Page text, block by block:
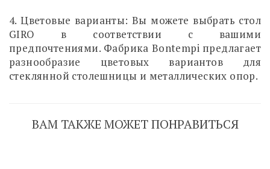
4. Цветовые варианты: Вы можете выбрать стол
GIRO в соответствии с вашими
предпочтениями. Фабрика Bontempi предлагает
разнообразие цветовых вариантов для
стеклянной столешницы и металлических опор.
ВАМ ТАКЖЕ МОЖЕТ ПОНРАВИТЬСЯ